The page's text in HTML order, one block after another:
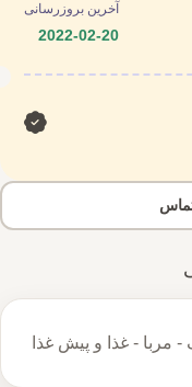
- غذا و پیش غذا
آخرین بروزرسانی
2022-02-20